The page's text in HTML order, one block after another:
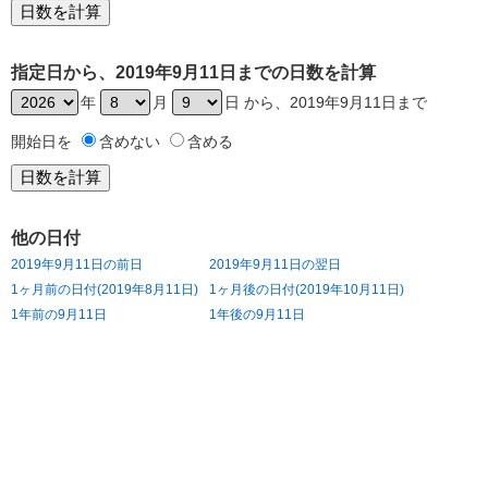
指定日から、2019年9月11日までの日数を計算
年 月 日 から、2019年9月11日まで
開始日を 含めない 含める
他の日付
2019年9月11日の前日
2019年9月11日の翌日
1ヶ月前の日付(2019年8月11日)
1ヶ月後の日付(2019年10月11日)
1年前の9月11日
1年後の9月11日